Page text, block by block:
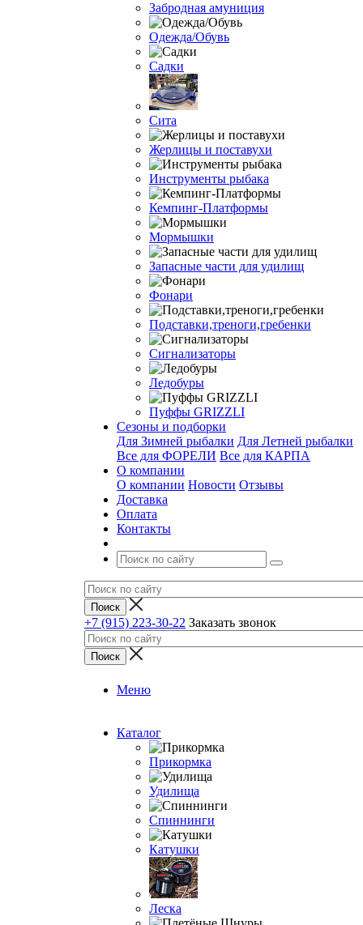
Забродная амуниция
Одежда/Обувь
Садки
Сита
Жерлицы и поставухи
Инструменты рыбака
Кемпинг-Платформы
Мормышки
Запасные части для удилищ
Фонари
Подставки,треноги,гребенки
Сигнализаторы
Ледобуры
Пуффы GRIZZLI
Сезоны и подборки
Для Зимней рыбалки Для Летней рыбалки
Все для ФОРЕЛИ Все для КАРПА
О компании
О компании Новости Отзывы
Доставка
Оплата
Контакты
+7 (915) 223-30-22 Заказать звонок
Меню
Каталог
Прикормка
Удилища
Спиннинги
Катушки
Леска